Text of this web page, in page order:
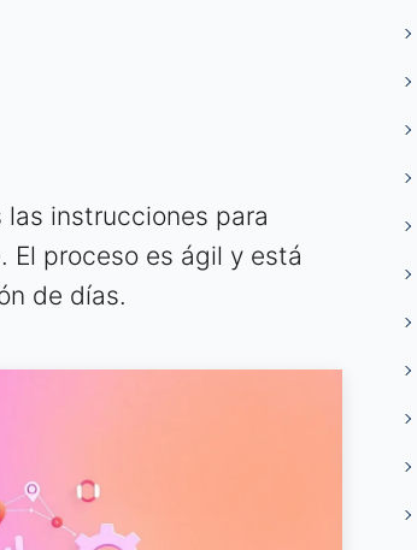
las instrucciones para
El proceso es ágil y está
de días.